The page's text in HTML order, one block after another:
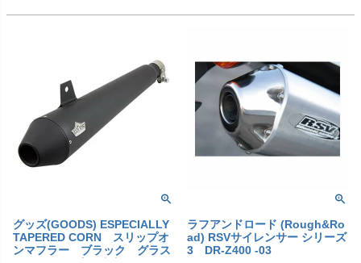
グッズ(GOODS) ESPECIALLY
TAPERED CORN スリップオ
ンマフラー ブラック グラス
ラフアンドロード (Rough&Ro
ad) RSVサイレンサー シリーズ
3 DR-Z400 -03